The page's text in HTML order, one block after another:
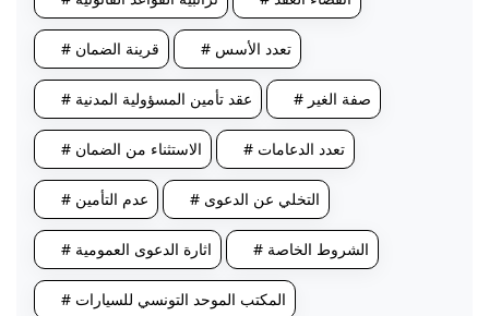
# قرينة الضمان # تعدد الأسس
# عقد تأمين المسؤولية المدنية # صفة الغير
# الاستثناء من الضمان # تعدد الدعامات
# عدم التأمين # التخلي عن الدعوى
# اثارة الدعوى العمومية # الشروط الخاصة
# المكتب الموحد التونسي للسيارات